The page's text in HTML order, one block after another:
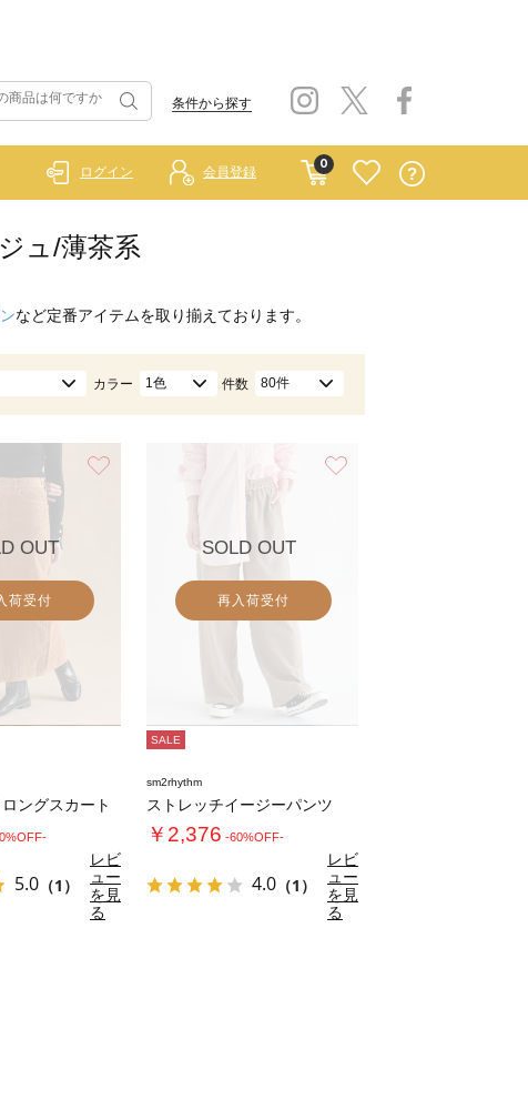
条件から探す
0
ログイン 会員登録
ュ/薄茶系
など定番アイテムを取り揃えております。
カラー 1色 件数 80件
OUT
荷受付
ングスカート
5.0 （1）
レビ
ュー
を見
る
SOLD OUT
再入荷受付
SALE
sm2rhythm
ストレッチイージーパンツ
￥2,376 -60%OFF-
4.0 （1）
レビ
ュー
を見
る